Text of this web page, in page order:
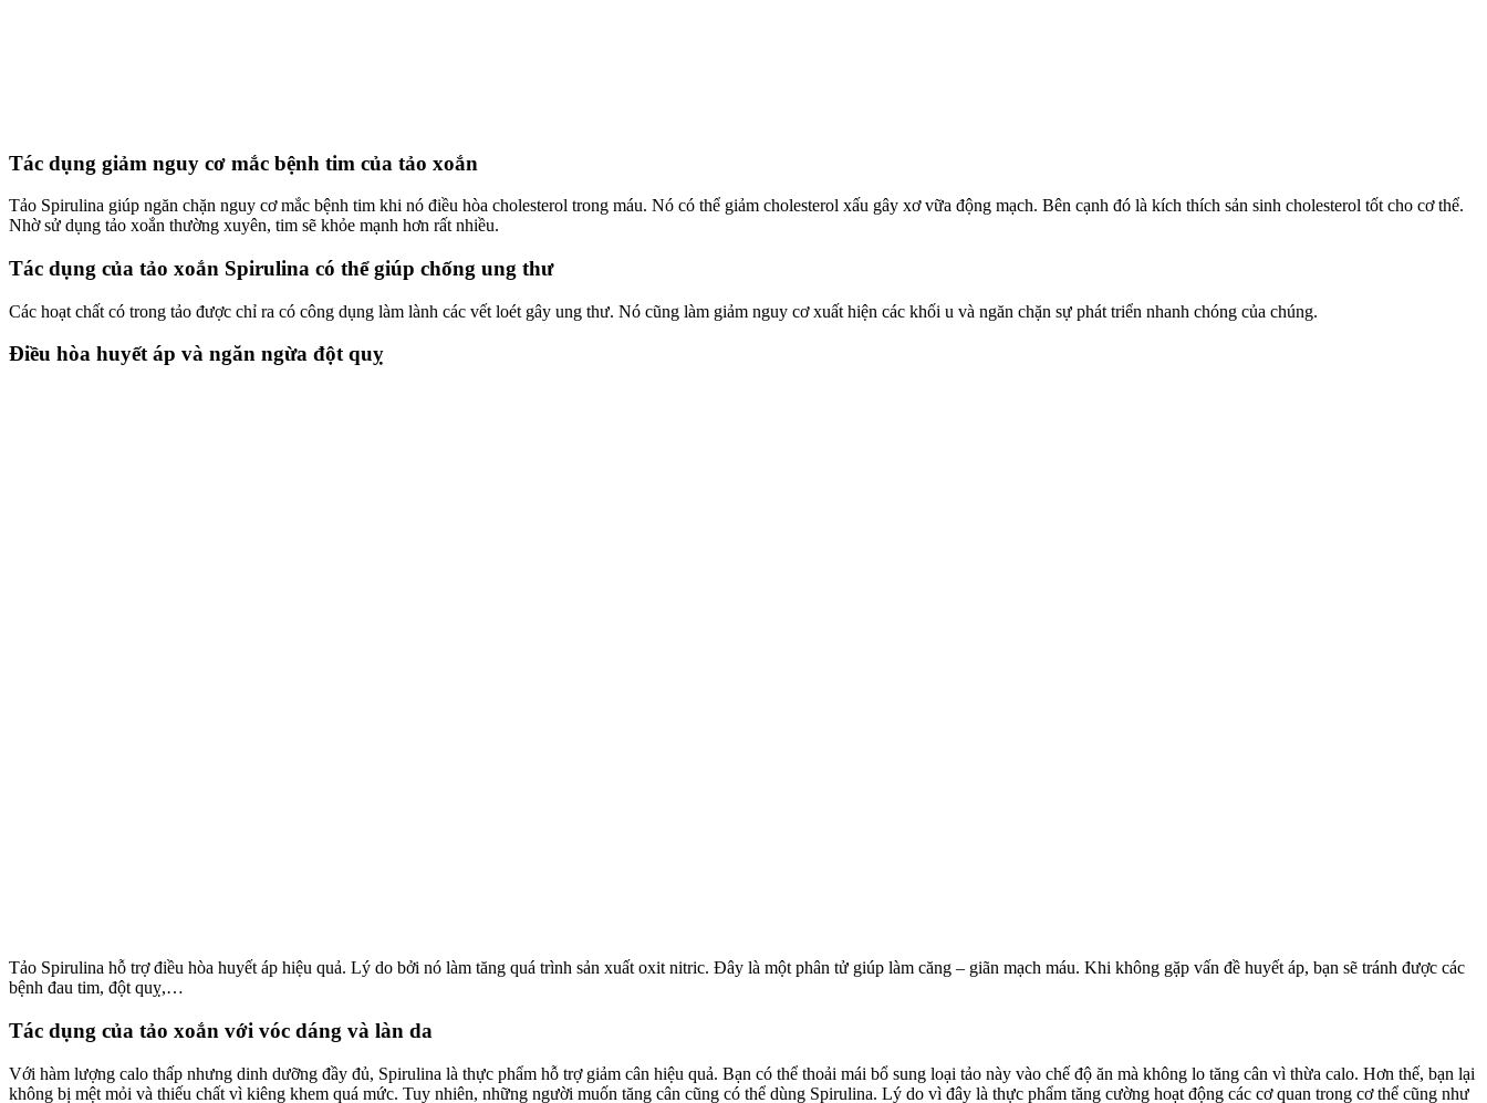
Tác dụng giảm nguy cơ mắc bệnh tim của tảo xoắn
Tảo Spirulina giúp ngăn chặn nguy cơ mắc bệnh tim khi nó điều hòa cholesterol trong máu. Nó có thể giảm cholesterol xấu gây xơ vữa động mạch. Bên cạnh đó là kích thích sản sinh cholesterol tốt cho cơ thể.
Nhờ sử dụng tảo xoắn thường xuyên, tim sẽ khỏe mạnh hơn rất nhiều.
Tác dụng của tảo xoắn Spirulina có thể giúp chống ung thư
Các hoạt chất có trong tảo được chỉ ra có công dụng làm lành các vết loét gây ung thư. Nó cũng làm giảm nguy cơ xuất hiện các khối u và ngăn chặn sự phát triển nhanh chóng của chúng.
Điều hòa huyết áp và ngăn ngừa đột quỵ
Tảo Spirulina hỗ trợ điều hòa huyết áp hiệu quả. Lý do bởi nó làm tăng quá trình sản xuất oxit nitric. Đây là một phân tử giúp làm căng – giãn mạch máu. Khi không gặp vấn đề huyết áp, bạn sẽ tránh được các
bệnh đau tim, đột quỵ,…
Tác dụng của tảo xoắn với vóc dáng và làn da
Với hàm lượng calo thấp nhưng dinh dưỡng đầy đủ, Spirulina là thực phẩm hỗ trợ giảm cân hiệu quả. Bạn có thể thoải mái bổ sung loại tảo này vào chế độ ăn mà không lo tăng cân vì thừa calo. Hơn thế, bạn lại
không bị mệt mỏi và thiếu chất vì kiêng khem quá mức. Tuy nhiên, những người muốn tăng cân cũng có thể dùng Spirulina. Lý do vì đây là thực phẩm tăng cường hoạt động các cơ quan trong cơ thể cũng như